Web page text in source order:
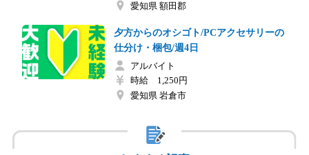
愛知県 額田郡
夕方からのオシゴト/PCアクセサリーの
仕分け・梱包/週4日
アルバイト
時給 1,250円
愛知県 岩倉市